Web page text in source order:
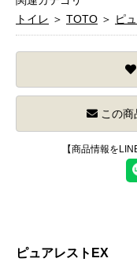
トイレ ＞ TOTO ＞ ピ
この
【商品情報を
ピュアレストEX